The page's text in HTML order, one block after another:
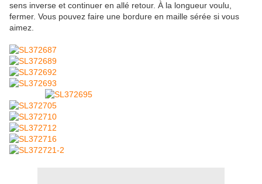
sens inverse et continuer en allé retour. À la longueur voulu,
fermer. Vous pouvez faire une bordure en maille sérée si vous
aimez.